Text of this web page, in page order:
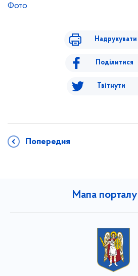
Фото
Надрукувати
Поділитися
Твітнути
Попередня
Мапа порталу